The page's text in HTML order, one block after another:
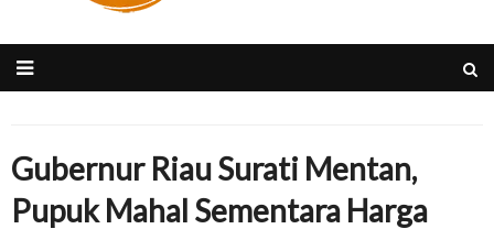
Gubernur Riau Surati Mentan,
Pupuk Mahal Sementara Harga